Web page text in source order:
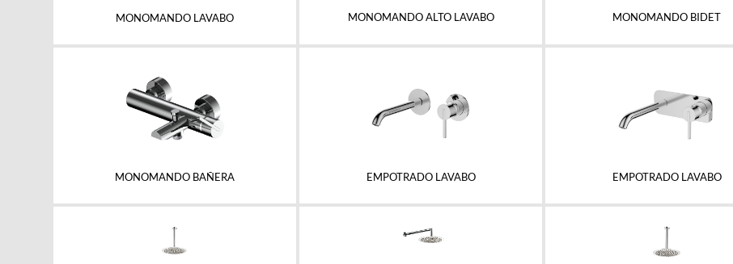
MONOMANDO LAVABO MONOMANDO ALTO LAVABO MONOMANDO BIDET
MONOMANDO BAÑERA EMPOTRADO LAVABO EMPOTRADO LAVABO